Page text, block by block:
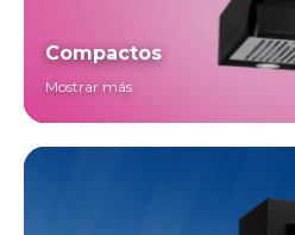
Compactos
Mostrar más